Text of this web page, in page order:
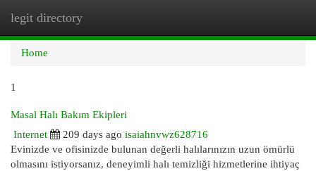
legit directory
Home
1
Masal Halı Bakım Ekipleri
Internet
209 days ago isaiahnvwz628716
Evinizde ve ofisinizde bulunan değerli halılarınızın uzun ömürlü
olmasını istiyorsanız, deneyimli halı temizliği hizmetlerine ihtiyaç